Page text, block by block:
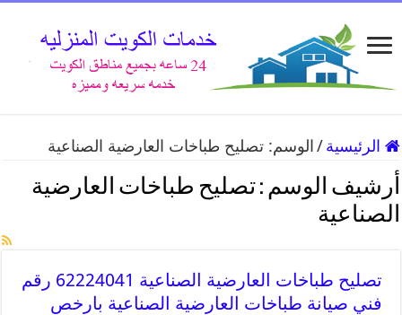
الرئيسية / الوسم:تصليح طباخات العارضية الصناعية
أرشيف الوسم :تصليح طباخات العارضية
الصناعية
تصليح طباخات العارضية الصناعية 62224041 رقم
فني صيانة طباخات العارضية الصناعية بارخص